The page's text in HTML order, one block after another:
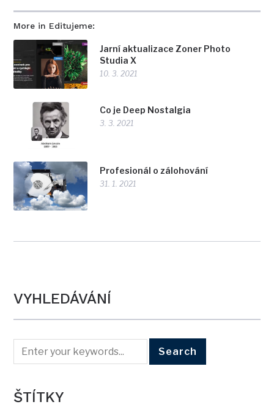
More in Editujeme:
Jarní aktualizace Zoner Photo
Studia X
10. 3. 2021
Co je Deep Nostalgia
3. 3. 2021
Profesionál o zálohování
31. 1. 2021
VYHLEDÁVÁNÍ
ŠTÍTKY